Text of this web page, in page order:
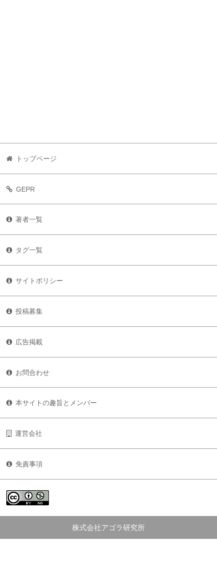
トップページ
GEPR
著者一覧
タグ一覧
サイトポリシー
投稿募集
広告掲載
お問合わせ
本サイトの趣旨とメンバー
運営会社
免責事項
株式会社アゴラ研究所